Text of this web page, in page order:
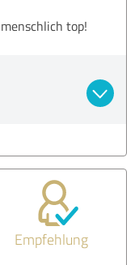
top!
Empfehlung